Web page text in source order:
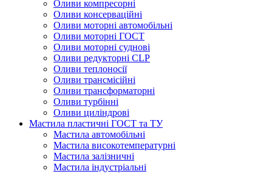
Оливи компресорні
Оливи консерваційні
Оливи моторні автомобільні
Оливи моторні ГОСТ
Оливи моторні суднові
Оливи редукторні CLP
Оливи теплоносії
Оливи трансмісійні
Оливи трансформаторні
Оливи турбінні
Оливи циліндрові
Мастила пластичні ГОСТ та ТУ
Мастила автомобільні
Мастила високотемпературні
Мастила залізничні
Мастила індустріальні